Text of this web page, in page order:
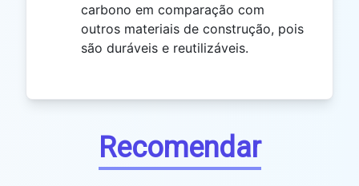
carbono em comparação com
outros materiais de construção, pois
são duráveis e reutilizáveis.
Recomendar